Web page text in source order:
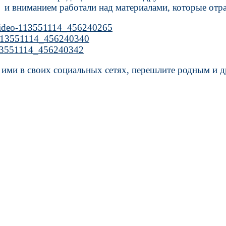
вниманием работали над материалами, которые
113551114_456240265
в своих социальных сетях, перешлите родным и